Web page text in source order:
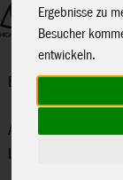
Ergebnisse zu
Besucher
entwickeln.
Bestseller Allround
Alle Modelle in
Lenkdrachen